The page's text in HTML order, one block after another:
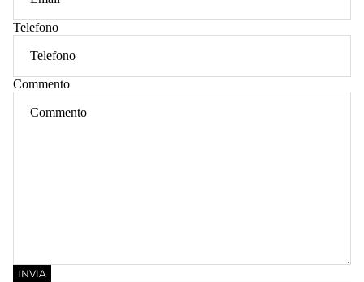
Telefono
Commento
INVIA